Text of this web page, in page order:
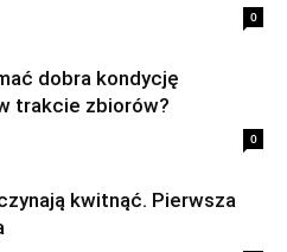
0
dobra kondycję
trakcie zbiorów?
0
kwitnąć. Pierwsza